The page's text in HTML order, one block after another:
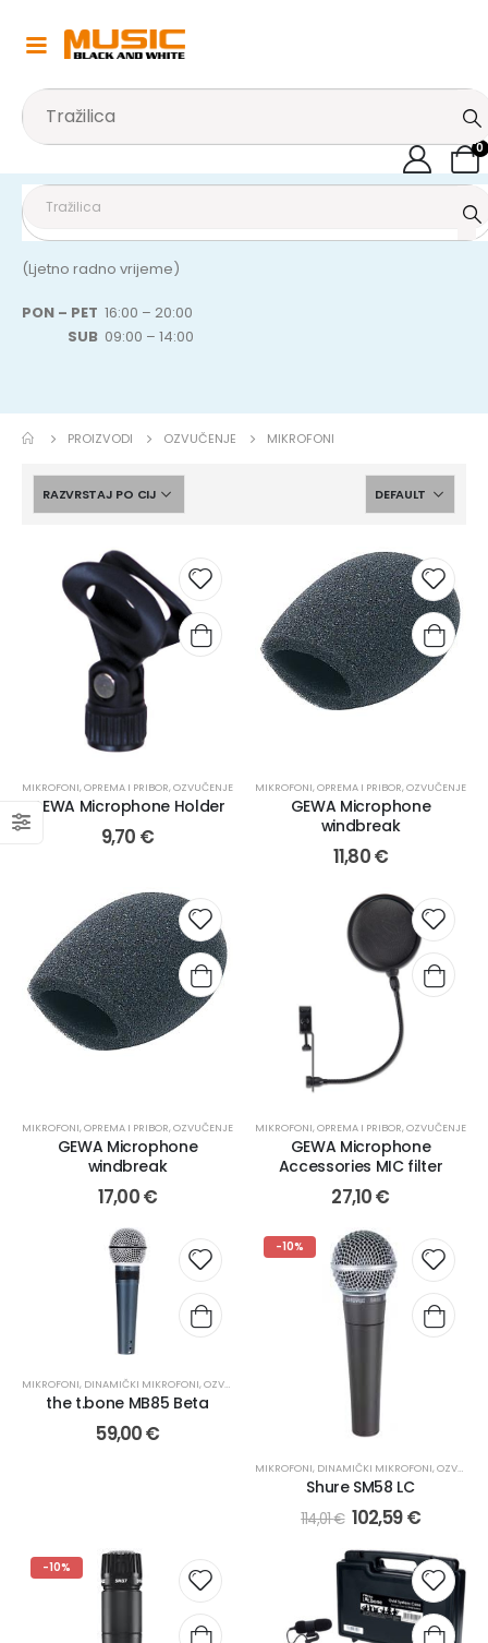
0
(Ljetno radno vrijeme)
PON – PET 16:00 – 20:00
SUB 09:00 – 14:00
PROIZVODI OZVUČENJE MIKROFONI
MIKROFONI,OPREMA I PRIBOR,OZVUČENJE
GEWA Microphone Holder
9,70 €
MIKROFONI,OPREMA I PRIBOR,OZVUČENJE
GEWA Microphone
windbreak
11,80€
MIKROFONI,OPREMA I PRIBOR,OZVUČENJE
GEWA Microphone
windbreak
17,00€
MIKROFONI,OPREMA I PRIBOR,OZVUČENJE
GEWA Microphone
Accessories MIC filter
27,10€
MIKROFONI, DINAMIČKI MIKROFONI,OZVUČENJE
the t.bone MB85 Beta
59,00€
-10%
MIKROFONI, DINAMIČKI MIKROFONI,OZVUČENJE
Shure SM58 LC
114,01€ 102,59€
-10%